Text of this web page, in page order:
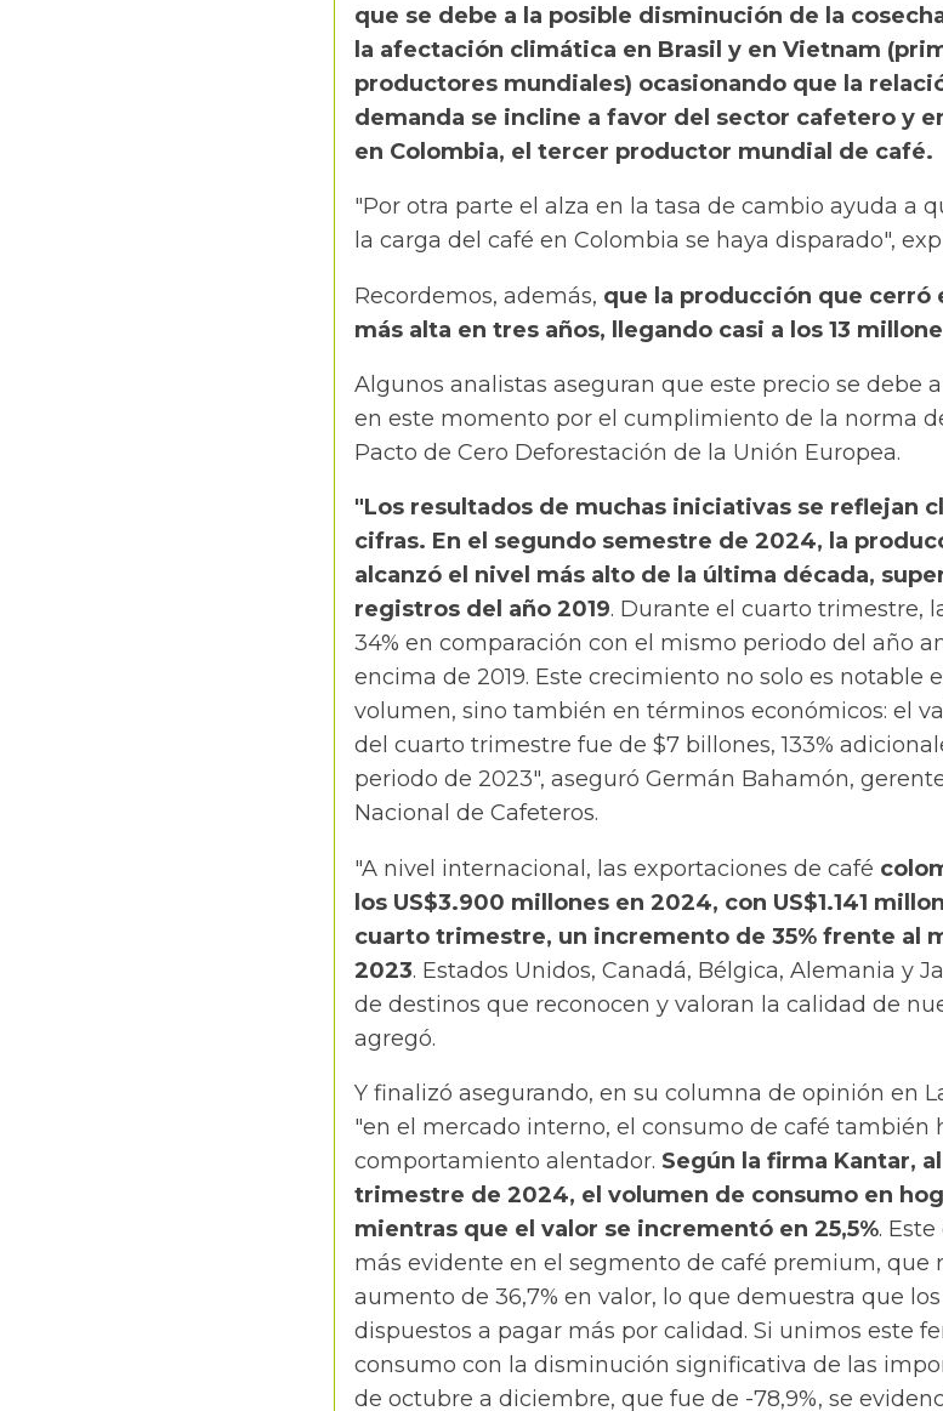
que se debe a la posible disminución de la
la afectación climática en Brasil y en Vietnam
productores mundiales) ocasionando que la
demanda se incline a favor del sector cafetero y
en Colombia, el tercer productor mundial de café.
"Por otra parte el alza en la tasa de cambio ayuda a
la carga del café en Colombia se haya disparado",
Recordemos, además, que la producción que cerró
más alta en tres años, llegando casi a los 13
Algunos analistas aseguran que este precio se debe
en este momento por el cumplimiento de la norma
Pacto de Cero Deforestación de la Unión Europea.
"Los resultados de muchas iniciativas se reflejan
cifras. En el segundo semestre de 2024, la
alcanzó el nivel más alto de la última década,
registros del año 2019. Durante el cuarto trimestre,
34% en comparación con el mismo periodo del año
encima de 2019. Este crecimiento no solo es notable
volumen, sino también en términos económicos: el
del cuarto trimestre fue de $7 billones, 133%
periodo de 2023", aseguró Germán Bahamón,
Nacional de Cafeteros.
"A nivel internacional, las exportaciones de café
los US$3.900 millones en 2024, con US$1.141
cuarto trimestre, un incremento de 35% frente al
2023. Estados Unidos, Canadá, Bélgica, Alemania y
de destinos que reconocen y valoran la calidad de
agregó.
Y finalizó asegurando, en su columna de opinión en
"en el mercado interno, el consumo de café también
comportamiento alentador. Según la firma Kantar,
trimestre de 2024, el volumen de consumo en
mientras que el valor se incrementó en 25,5%.
más evidente en el segmento de café premium, que
aumento de 36,7% en valor, lo que demuestra que
dispuestos a pagar más por calidad. Si unimos este
consumo con la disminución significativa de las
de octubre a diciembre, que fue de -78,9%, se